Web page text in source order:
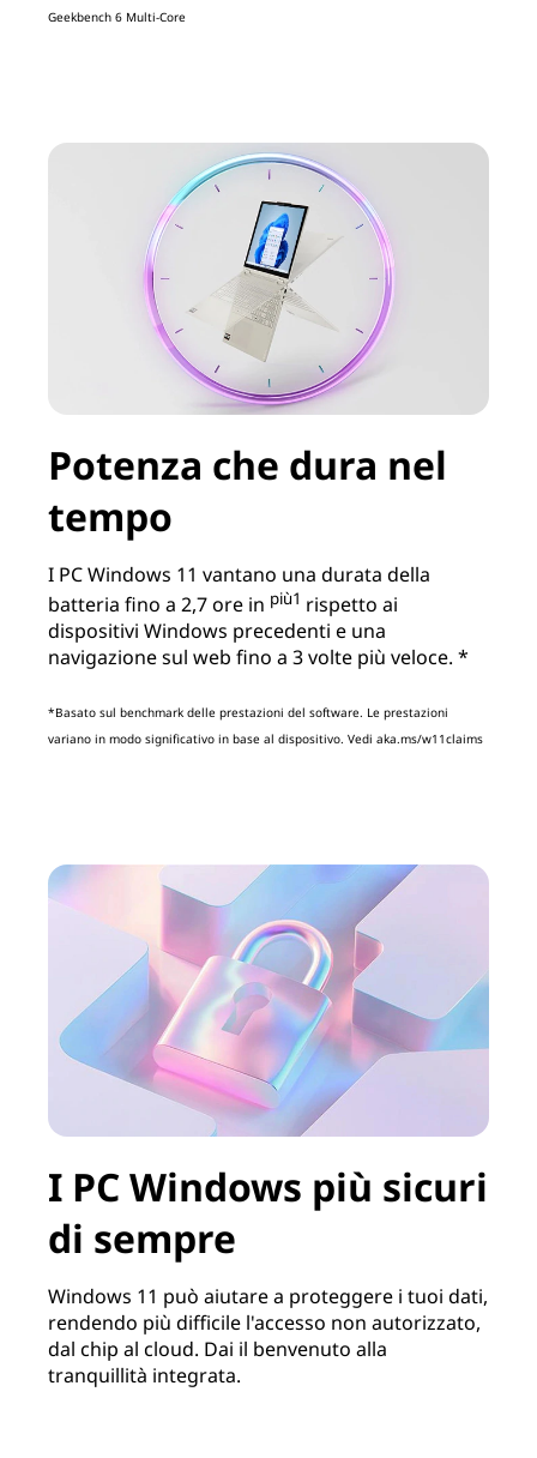
Geekbench 6 Multi-Core
Potenza che dura nel
tempo
I PC Windows 11 vantano una durata della
batteria fino a 2,7 ore in più1 rispetto ai
dispositivi Windows precedenti e una
navigazione sul web fino a 3 volte più veloce. *
*Basato sul benchmark delle prestazioni del software. Le prestazioni
variano in modo significativo in base al dispositivo. Vedi aka.ms/w11claims
I PC Windows più sicuri
di sempre
Windows 11 può aiutare a proteggere i tuoi dati,
rendendo più difficile l'accesso non autorizzato,
dal chip al cloud. Dai il benvenuto alla
tranquillità integrata.